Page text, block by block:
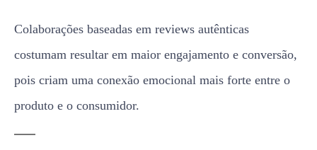
Colaborações baseadas em reviews autênticas
costumam resultar em maior engajamento e conversão,
pois criam uma conexão emocional mais forte entre o
produto e o consumidor.